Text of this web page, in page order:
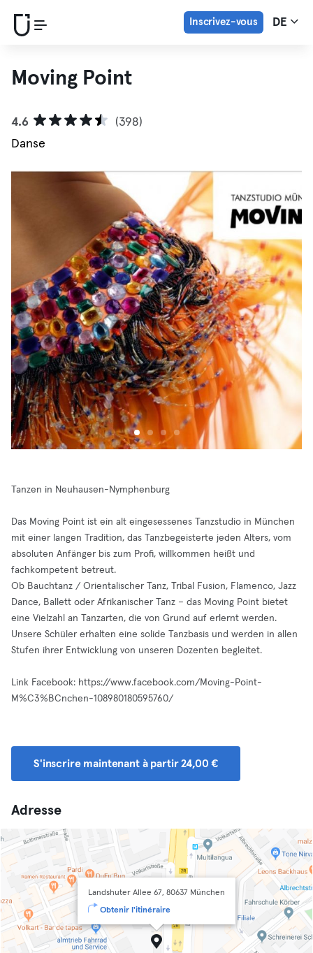
Inscrivez-vous DE
Moving Point
4.6
(398)
Danse
Tanzen in Neuhausen-Nymphenburg
Das Moving Point ist ein alt eingesessenes Tanzstudio in München
mit einer langen Tradition, das Tanzbegeisterte jeden Alters, vom
absoluten Anfänger bis zum Profi, willkommen heißt und
fachkompetent betreut.
Ob Bauchtanz / Orientalischer Tanz, Tribal Fusion, Flamenco, Jazz
Dance, Ballett oder Afrikanischer Tanz – das Moving Point bietet
eine Vielzahl an Tanzarten, die von Grund auf erlernt werden.
Unsere Schüler erhalten eine solide Tanzbasis und werden in allen
Stufen ihrer Entwicklung von unseren Dozenten begleitet.
Link Facebook: https://www.facebook.com/Moving-Point-
M%C3%BCnchen-108980180595760/
S'inscrire maintenant à partir 24,00 €
Adresse
Landshuter Allee 67, 80637 München
Obtenir l'itinéraire